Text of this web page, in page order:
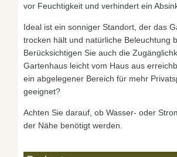
vor Feuchtigkeit und verhindert ein
Ideal ist ein sonniger Standort, der das
trocken hält und natürliche Beleuchtung
Berücksichtigen Sie auch die
Gartenhaus leicht vom Haus aus
ein abgelegener Bereich für mehr
geeignet?
Achten Sie darauf, ob Wasser- oder
der Nähe benötigt werden.